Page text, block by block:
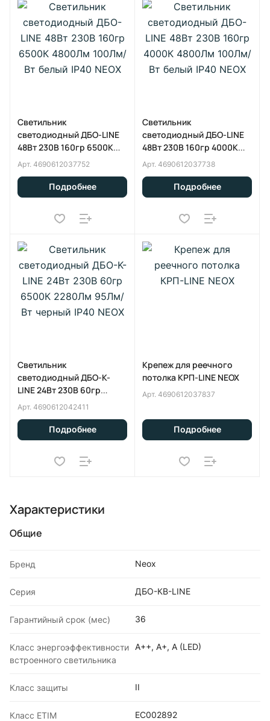
Светильник
светодиодный ДБО-LINE
48Вт 230В 160гр 6500К
4800Лм 100Лм/Вт белый
IP40 NEOX
Арт. 4690612037752
Подробнее
Светильник
светодиодный ДБО-LINE
48Вт 230В 160гр 4000К
4800Лм 100Лм/Вт белый
IP40 NEOX
Арт. 4690612037738
Подробнее
Светильник
светодиодный ДБО-K-
LINE 24Вт 230В 60гр
6500К 2280Лм 95Лм/Вт
черный IP40 NEOX
Арт. 4690612042411
Подробнее
Крепеж для реечного
потолка КРП-LINE NEOX
Арт. 4690612037837
Подробнее
Характеристики
Общие
Бренд Neox
Серия ДБО-КВ-LINE
Гарантийный срок (мес) 36
Класс энергоэффективности
встроенного светильника
A++, A+, A (LED)
Класс защиты II
Класс ETIM EC002892